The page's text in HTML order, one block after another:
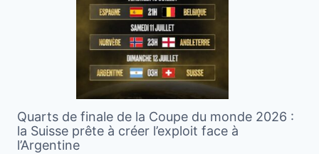
Quarts de finale de la Coupe du monde 2026 :
la Suisse prête à créer l’exploit face à
l’Argentine